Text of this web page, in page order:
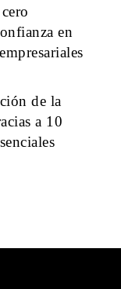
en
de la
a 10